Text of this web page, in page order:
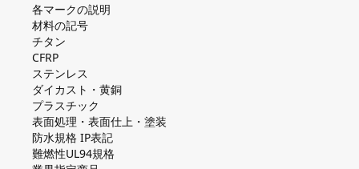
各マークの説明
材料の記号
チタン
CFRP
ステンレス
ダイカスト・⻩銅
プラスチック
表面処理・表面仕上・塗装
防⽔規格 IP表記
難燃性UL94規格